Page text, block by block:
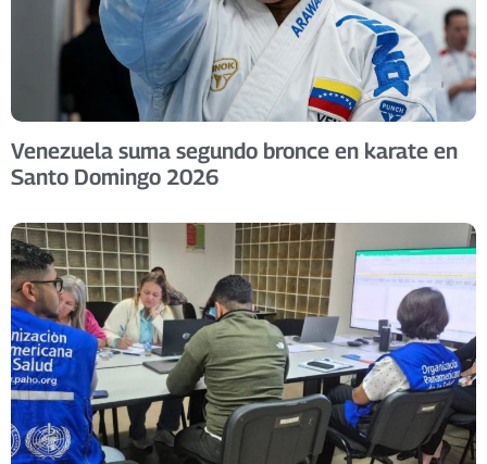
Venezuela suma segundo bronce en karate en
Santo Domingo 2026